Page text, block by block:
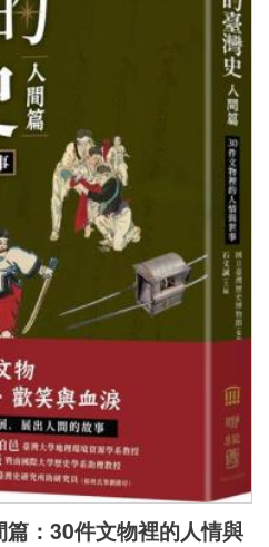
：30件文物裡的人情與